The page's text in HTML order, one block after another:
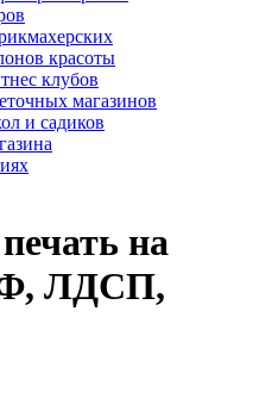
красоты
клубов
магазинов
и садиков
на
ЛДСП,